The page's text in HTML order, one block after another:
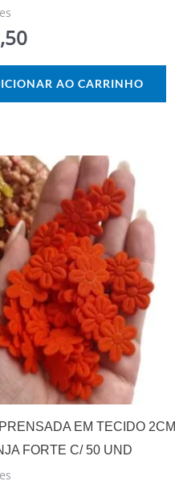
AO CARRINHO
EM TECIDO 2CM
FORTE C/ 50 UND